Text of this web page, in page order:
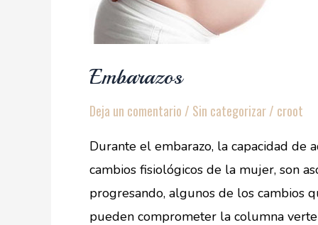
Embarazos
Deja un comentario / Sin categorizar/ croot
Durante el embarazo, la capacidad
cambios fisiológicos de la mujer, son
progresando, algunos de los cambios
pueden comprometer la columna